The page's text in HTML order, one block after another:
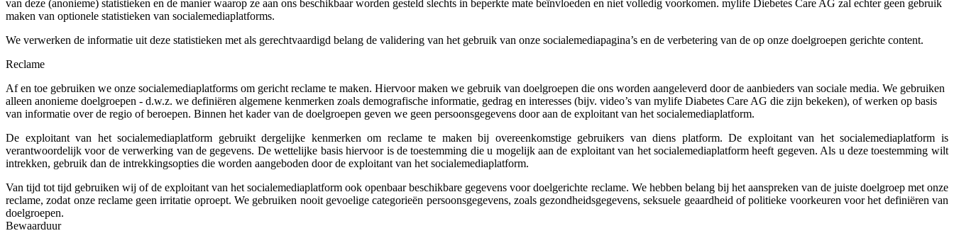
van deze (anonieme) statistieken en de manier waarop ze aan ons beschikbaar worden gesteld slechts in beperkte mate beïnvloeden en niet volledig voorkomen. mylife Diebetes Care AG zal echter geen gebruik
maken van optionele statistieken van socialemediaplatforms.
We verwerken de informatie uit deze statistieken met als gerechtvaardigd belang de validering van het gebruik van onze socialemediapagina’s en de verbetering van de op onze doelgroepen gerichte content.
Reclame
Af en toe gebruiken we onze socialemediaplatforms om gericht reclame te maken. Hiervoor maken we gebruik van doelgroepen die ons worden aangeleverd door de aanbieders van sociale media. We gebruiken
alleen anonieme doelgroepen - d.w.z. we definiëren algemene kenmerken zoals demografische informatie, gedrag en interesses (bijv. video’s van mylife Diabetes Care AG die zijn bekeken), of werken op basis
van informatie over de regio of beroepen. Binnen het kader van de doelgroepen geven we geen persoonsgegevens door aan de exploitant van het socialemediaplatform.
De exploitant van het socialemediaplatform gebruikt dergelijke kenmerken om reclame te maken bij overeenkomstige gebruikers van diens platform. De exploitant van het socialemediaplatform is
verantwoordelijk voor de verwerking van de gegevens. De wettelijke basis hiervoor is de toestemming die u mogelijk aan de exploitant van het socialemediaplatform heeft gegeven. Als u deze toestemming wilt
intrekken, gebruik dan de intrekkingsopties die worden aangeboden door de exploitant van het socialemediaplatform.
Van tijd tot tijd gebruiken wij of de exploitant van het socialemediaplatform ook openbaar beschikbare gegevens voor doelgerichte reclame. We hebben belang bij het aanspreken van de juiste doelgroep met onze
reclame, zodat onze reclame geen irritatie oproept. We gebruiken nooit gevoelige categorieën persoonsgegevens, zoals gezondheidsgegevens, seksuele geaardheid of politieke voorkeuren voor het definiëren van
doelgroepen.
Bewaarduur